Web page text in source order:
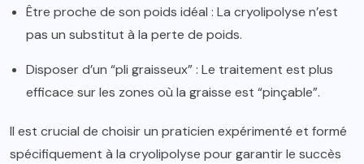
Être proche de son poids idéal : La cryolipolyse n’est
pas un substitut à la perte de poids.
Disposer d’un “pli graisseux” : Le traitement est plus
efficace sur les zones où la graisse est “pinçable”.
Il est crucial de choisir un praticien expérimenté et formé
spécifiquement à la cryolipolyse pour garantir le succès